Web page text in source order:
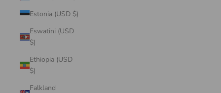
Estonia (USD $)
Eswatini (USD
$)
Ethiopia (USD
$)
Falkland